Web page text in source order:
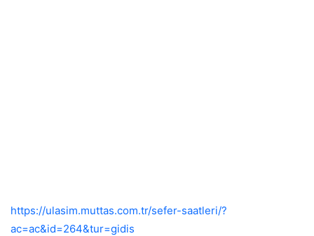
https://ulasim.muttas.com.tr/sefer-saatleri/?
ac=ac&id=264&tur=gidis